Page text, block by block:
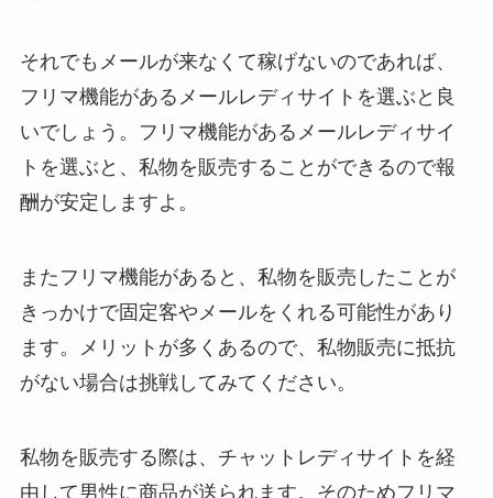
それでもメールが来なくて稼げないのであれば、
フリマ機能があるメールレディサイトを選ぶと良
いでしょう。フリマ機能があるメールレディサイ
トを選ぶと、私物を販売することができるので報
酬が安定しますよ。
またフリマ機能があると、私物を販売したことが
きっかけで固定客やメールをくれる可能性があり
ます。メリットが多くあるので、私物販売に抵抗
がない場合は挑戦してみてください。
私物を販売する際は、チャットレディサイトを経
由して男性に商品が送られます。そのためフリマ